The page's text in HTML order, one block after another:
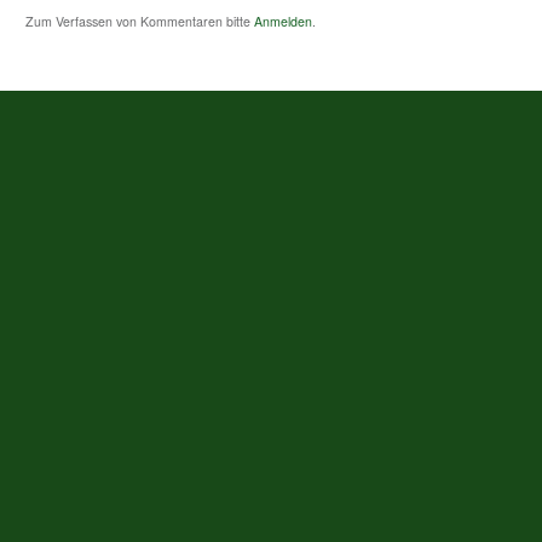
Zum Verfassen von Kommentaren bitte Anmelden.